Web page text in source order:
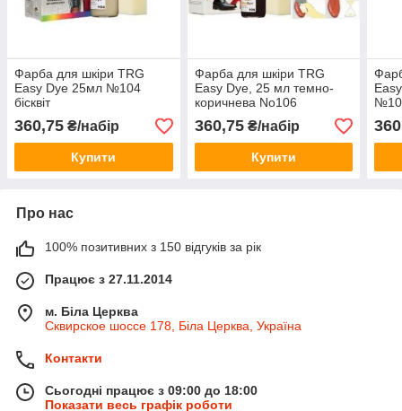
Фарба для шкіри TRG
Easy Dye 25мл №104
бісквіт
360,75 ₴/набір
Купити
Фарба для шкіри TRG
Easy Dye, 25 мл темно-
коричнева No106
360,75₴/набір
Купити
Про нас
100% позитивних з 150 відгуків за рік
Працює з 27.11.2014
м. Біла Церква
Сквирское шоссе 178, Біла Церква, Україна
Контакти
Сьогодні працює з 09:00 до 18:00
Показати весь графік роботи